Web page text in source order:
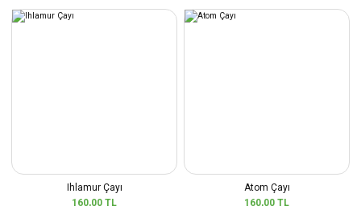
Ihlamur Çayı
160,00 TL
Atom Çayı
160,00 TL